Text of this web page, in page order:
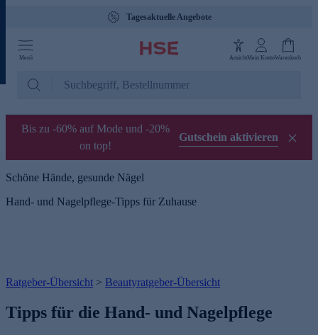
Tagesaktuelle Angebote
Menü AnsichtMein KontoWarenkorb
Bis zu -60% auf Mode und -20%
on top!
Gutschein aktivieren
Schöne Hände, gesunde Nägel
Hand- und Nagelpflege-Tipps für Zuhause
Ratgeber-Übersicht > Beautyratgeber-Übersicht
Tipps für die Hand- und Nagelpflege